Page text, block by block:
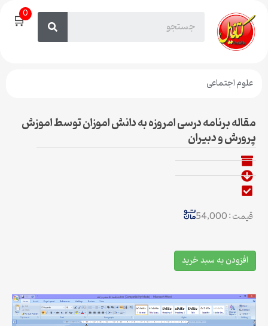
🛒0
علوم اجتماعی
مقاله برنامه درسی امروزه به دانش اموزان توسط اموزش
پرورش و دبیران
قیمت : 54,000
افزودن به سبد خرید